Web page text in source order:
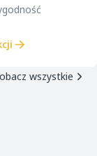
wszystkie